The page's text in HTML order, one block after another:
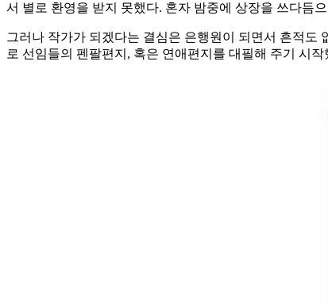
서 별로 환영을 받지 못했다. 혼자 밤중에 상장을 쓰다듬
그러나 작가가 되겠다는 결심은 은행원이 되면서 흔적도
로 선임들의 펜팔편지, 혹은 연애편지를 대필해 주기 시작